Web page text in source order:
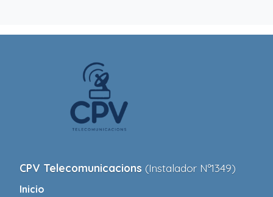
CPV Telecomunicacions (Instalador Nº1349)
Inicio